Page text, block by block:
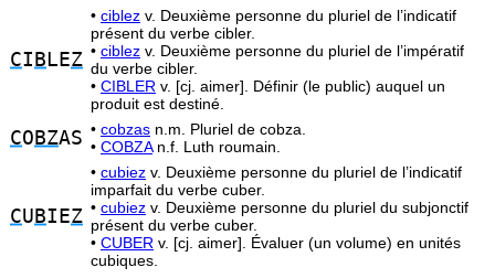
CI B LEZ
• ciblez v. Deuxième personne du pluriel de l’indicatif
présent du verbe cibler.
• ciblez v. Deuxième personne du pluriel de l’impératif
du verbe cibler.
• CIBLER v. [cj. aimer]. Définir (le public) auquel un
produit est destiné.
CO BZAS • cobzas n.m. Pluriel de cobza.
• COBZAn.f. Luth roumain.
CU BIEZ
• cubiez v. Deuxième personne du pluriel de l’indicatif
imparfait du verbe cuber.
• cubiez v. Deuxième personne du pluriel du subjonctif
présent du verbe cuber.
• CUBER v. [cj. aimer]. Évaluer (un volume) en unités
cubiques.